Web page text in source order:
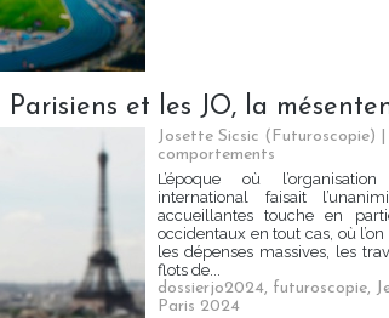
Parisiens et les JO, la
Josette Sicsic (Futuroscopie)
comportements
L’époque où
international faisait
accueillantes touche en
occidentaux en tout cas, où
les dépenses massives, les
flots de...
dossierjo2024, futuroscopie,
Paris 2024